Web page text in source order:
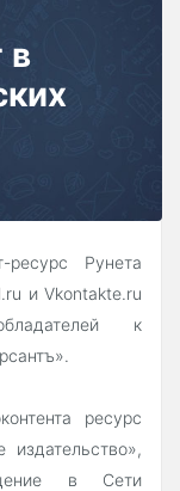
в
ресурс Рунета
и Vkontakte.ru
к
ресурс
в Сети